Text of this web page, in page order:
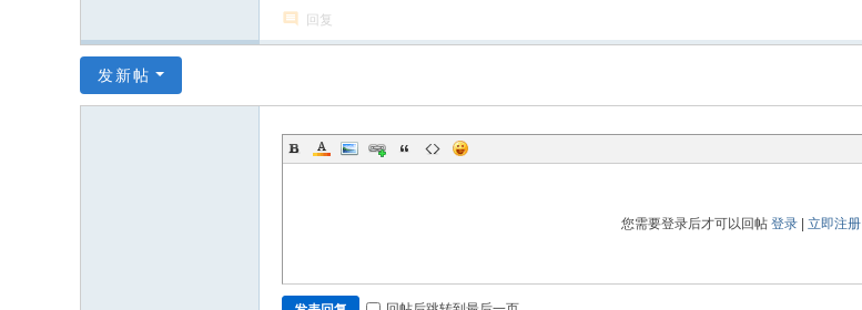
回复
发新帖
您需要登录后才可以回帖 登录| 立即注册